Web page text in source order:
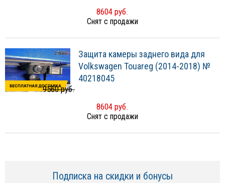
8604 руб.
Снят с продажи
Защита камеры заднего вида для
Volkswagen Touareg (2014-2018) №
40218045
9560 руб.
8604 руб.
Снят с продажи
Подписка на скидки и бонусы